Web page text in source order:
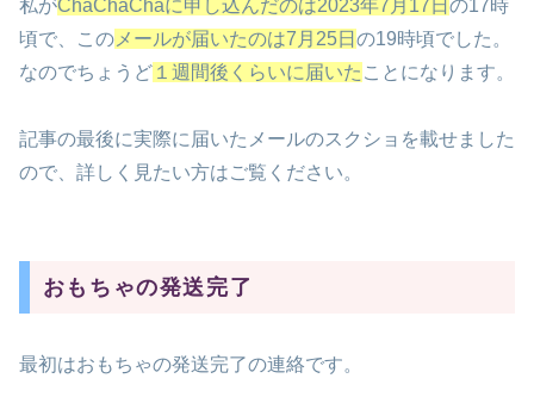
私がChaChaChaに申し込んだのは2023年7月17日 の17時
頃で、この メールが届いたのは7月25日 の19時頃でした。
なのでちょうど １週間後くらいに届いた ことになります。
記事の最後に実際に届いたメールのスクショを載せました
ので、詳しく見たい方はご覧ください。
おもちゃの発送完了
最初はおもちゃの発送完了の連絡です。